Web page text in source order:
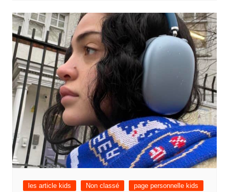
les article kids Non classé
page personnelle kids